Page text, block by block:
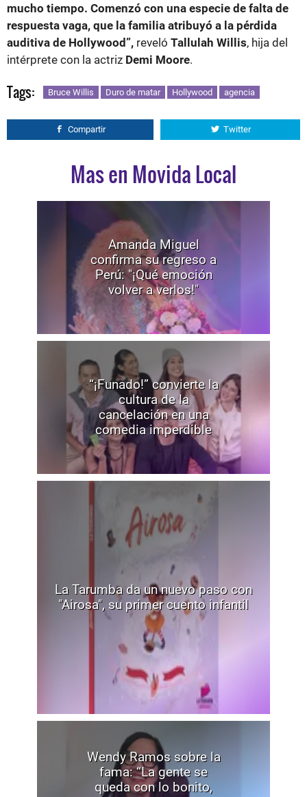
mucho tiempo. Comenzó con una especie de falta de
respuesta vaga, que la familia atribuyó a la pérdida
auditiva de Hollywood”, reveló Tallulah Willis, hija del
intérprete con la actriz Demi Moore.
Tags: Bruce Willis Duro de matar Hollywood agencia
Compartir Twitter
Mas en Movida Local
Amanda Miguel
confirma su regreso a
Perú: "¡Qué emoción
volver a verlos!"
“¡Funado!” convierte la
cultura de la
cancelación en una
comedia imperdible
La Tarumba da un nuevo paso con
"Airosa", su primer cuento infantil
Wendy Ramos sobre la
fama: “La gente se
queda con lo bonito,